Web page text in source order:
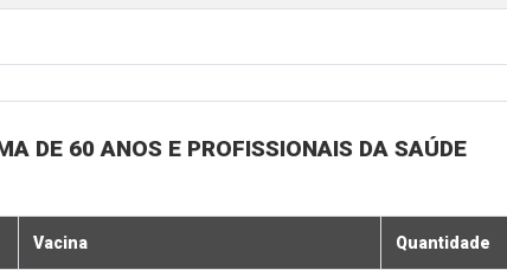
DE 60 ANOS E PROFISSIONAIS DA SAÚDE
Vacina Quantidade